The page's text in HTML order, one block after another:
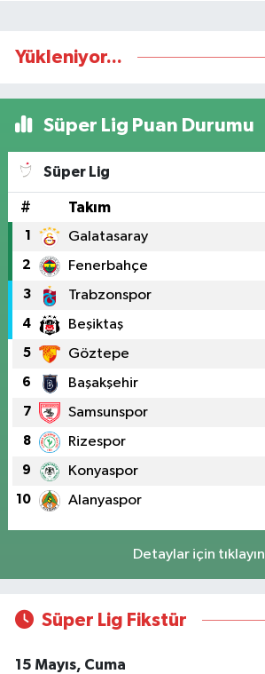
Yükleniyor...
Süper Lig Puan Durumu
Süper Lig
# Takım
1 Galatasaray
2 Fenerbahçe
3 Trabzonspor
4 Beşiktaş
5 Göztepe
6 Başakşehir
7 Samsunspor
8 Rizespor
9 Konyaspor
10 Alanyaspor
Detaylar için tıklayın
Süper Lig Fikstür
15 Mayıs, Cuma